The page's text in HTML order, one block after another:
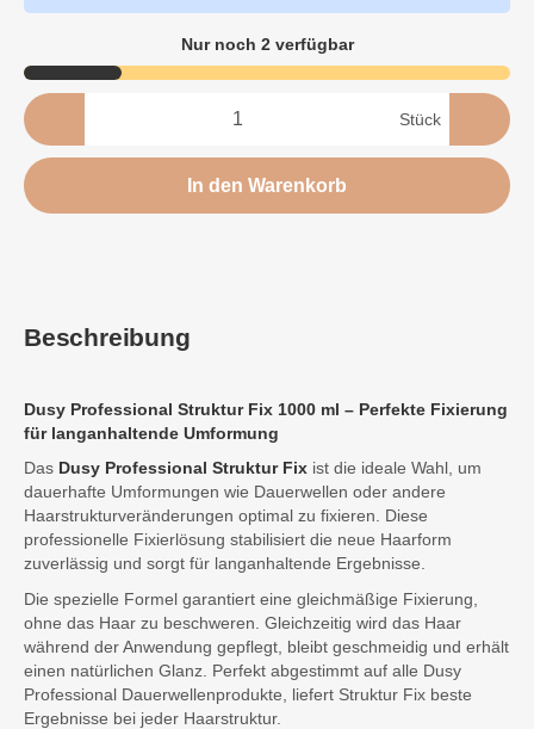
Nur noch 2 verfügbar
Stück
In den Warenkorb
Beschreibung
Dusy Professional Struktur Fix 1000 ml – Perfekte Fixierung
für langanhaltende Umformung
Das Dusy Professional Struktur Fix ist die ideale Wahl, um
dauerhafte Umformungen wie Dauerwellen oder andere
Haarstrukturveränderungen optimal zu fixieren. Diese
professionelle Fixierlösung stabilisiert die neue Haarform
zuverlässig und sorgt für langanhaltende Ergebnisse.
Die spezielle Formel garantiert eine gleichmäßige Fixierung,
ohne das Haar zu beschweren. Gleichzeitig wird das Haar
während der Anwendung gepflegt, bleibt geschmeidig und erhält
einen natürlichen Glanz. Perfekt abgestimmt auf alle Dusy
Professional Dauerwellenprodukte, liefert Struktur Fix beste
Ergebnisse bei jeder Haarstruktur.